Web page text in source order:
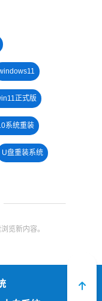
正式版
系统重装
U盘重装系统
win10
览新内容。